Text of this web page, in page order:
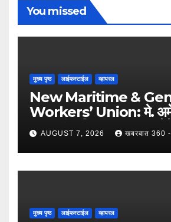
You missed
मुख्य पृष्ठ लाईफस्टाईल व्हायरल
New Maritime &
Workers’ Union: मे.
कामगारांना दिलासा; कामगार
यांच्या नेतृत्वात ७,२०० रुपयांची
पगारवाढ !
AUGUST 7, 2026 खबरबात 360 -
मुख्य पृष्ठ लाईफस्टाईल व्हायरल